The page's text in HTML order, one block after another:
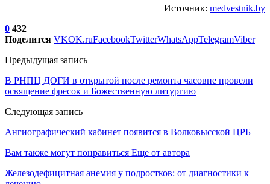
Источник: medvestnik.by
0 432
Поделится VKOK.ruFacebookTwitterWhatsAppTelegramViber
Предыдущая запись
В РНПЦ ДОГИ в открытой после ремонта часовне провели
освящение фресок и Божественную литургию
Следующая запись
Ангиографический кабинет появится в Волковысской ЦРБ
Вам также могут понравиться Еще от автора
Железодефицитная анемия у подростков: от диагностики к